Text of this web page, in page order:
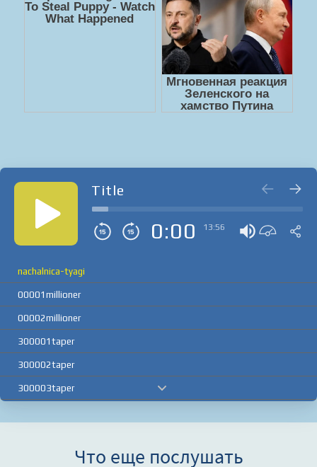
Title
0:00 13:56
nachalnica-tyagi
00001millioner
00002millioner
300001taper
300002taper
300003taper
Что еще послушать